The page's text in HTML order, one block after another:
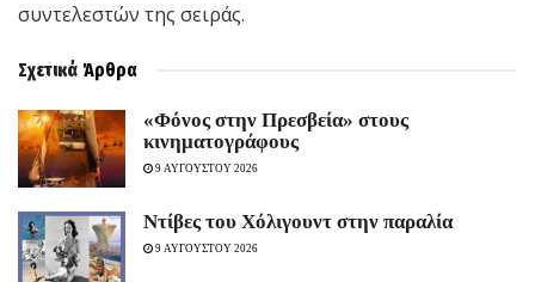
συντελεστών της σειράς.
Σχετικά Άρθρα
«Φόνος στην Πρεσβεία» στους
κινηματογράφους
9 ΑΥΓΟΥΣΤΟΥ 2026
Ντίβες του Χόλιγουντ στην παραλία
9 ΑΥΓΟΥΣΤΟΥ 2026